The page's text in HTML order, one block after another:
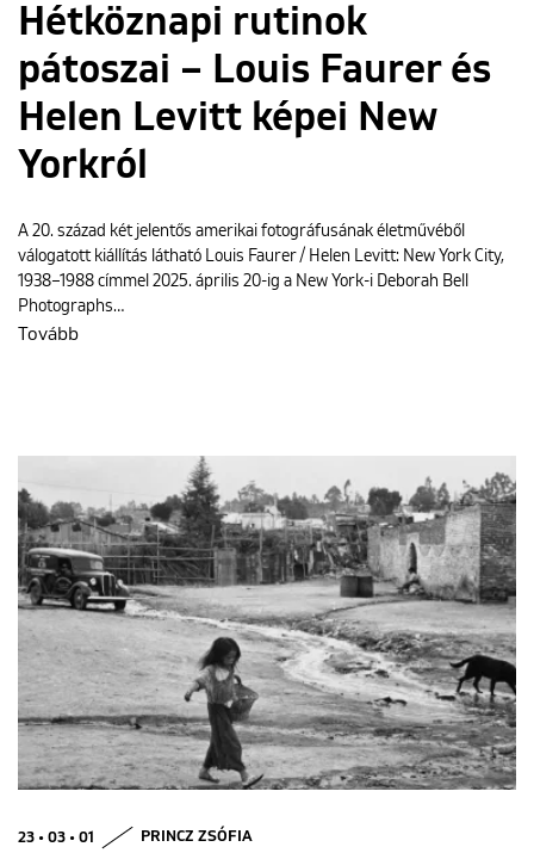
Hétköznapi rutinok
pátoszai – Louis Faurer és
Helen Levitt képei New
Yorkról
A 20. század két jelentős amerikai fotográfusának életművéből
válogatott kiállítás látható Louis Faurer / Helen Levitt: New York City,
1938–1988 címmel 2025. április 20-ig a New York-i Deborah Bell
Photographs…
Tovább
23 • 03 • 01 PRINCZ ZSÓFIA